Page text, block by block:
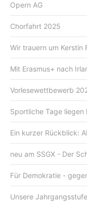
Opern AG
Chorfahrt 2025
Wir trauern um Kerstin
Mit Erasmus+ nach
Vorlesewettbewerb
Sportliche Tage liegen
Ein kurzer Rückblick:
neu am SSGX - Der
Für Demokratie -
Unsere